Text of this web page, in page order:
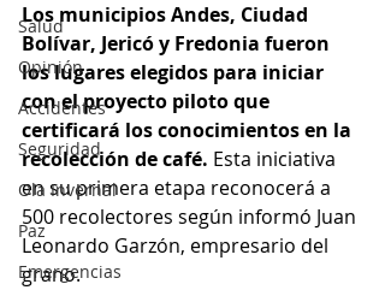
Salud
Opinión
Accidentes
Seguridad
Ola Invernal
Paz
Emergencias
Los municipios Andes, Ciudad
Bolívar, Jericó y Fredonia fueron
los lugares elegidos para iniciar
con el proyecto piloto que
certificará los conocimientos en la
recolección de café. Esta iniciativa
en su primera etapa reconocerá a
500 recolectores según informó Juan
Leonardo Garzón, empresario del
grano.